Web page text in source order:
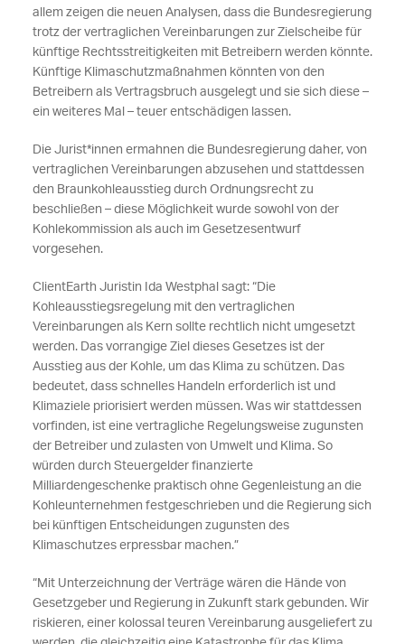
allem zeigen die neuen Analysen, dass die Bundesregierung
trotz der vertraglichen Vereinbarungen zur Zielscheibe für
künftige Rechtsstreitigkeiten mit Betreibern werden könnte.
Künftige Klimaschutzmaßnahmen könnten von den
Betreibern als Vertragsbruch ausgelegt und sie sich diese –
ein weiteres Mal – teuer entschädigen lassen.
Die Jurist*innen ermahnen die Bundesregierung daher, von
vertraglichen Vereinbarungen abzusehen und stattdessen
den Braunkohleausstieg durch Ordnungsrecht zu
beschließen – diese Möglichkeit wurde sowohl von der
Kohlekommission als auch im Gesetzesentwurf
vorgesehen.
ClientEarth Juristin Ida Westphal sagt: “Die
Kohleausstiegsregelung mit den vertraglichen
Vereinbarungen als Kern sollte rechtlich nicht umgesetzt
werden. Das vorrangige Ziel dieses Gesetzes ist der
Ausstieg aus der Kohle, um das Klima zu schützen. Das
bedeutet, dass schnelles Handeln erforderlich ist und
Klimaziele priorisiert werden müssen. Was wir stattdessen
vorfinden, ist eine vertragliche Regelungsweise zugunsten
der Betreiber und zulasten von Umwelt und Klima. So
würden durch Steuergelder finanzierte
Milliardengeschenke praktisch ohne Gegenleistung an die
Kohleunternehmen festgeschrieben und die Regierung sich
bei künftigen Entscheidungen zugunsten des
Klimaschutzes erpressbar machen.”
“Mit Unterzeichnung der Verträge wären die Hände von
Gesetzgeber und Regierung in Zukunft stark gebunden. Wir
riskieren, einer kolossal teuren Vereinbarung ausgeliefert zu